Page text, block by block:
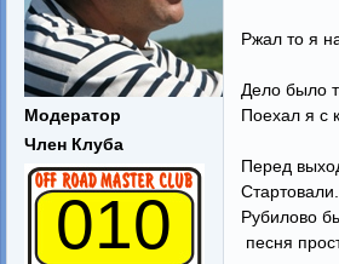
Модератор
Член Клуба
010
Ржал то я
Дело было
Поехал я с
Перед
Рубилово
песня